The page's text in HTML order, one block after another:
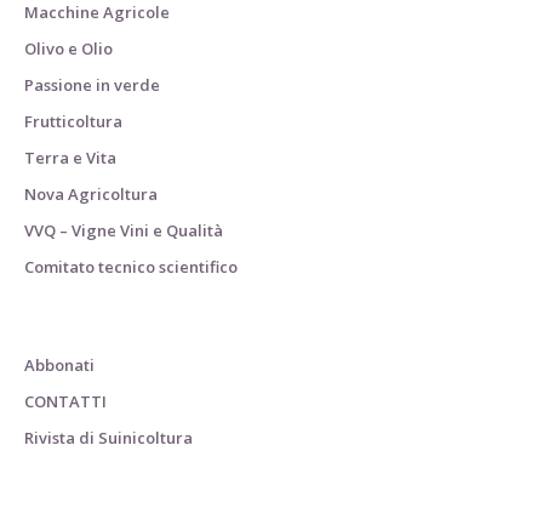
Macchine Agricole
Olivo e Olio
Passione in verde
Frutticoltura
Terra e Vita
Nova Agricoltura
VVQ – Vigne Vini e Qualità
Comitato tecnico scientifico
Abbonati
CONTATTI
Rivista di Suinicoltura